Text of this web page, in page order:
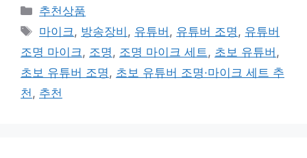
카
테
리
추천상품
태
그
마이크, 방송장비 , 유튜버 , 유튜버 조명, 유튜버
조명 마이크, 조명, 조명 마이크 세트, 초보 유튜버 ,
초보 유튜버 조명, 초보 유튜버 조명·마이크 세트 추
천, 추천